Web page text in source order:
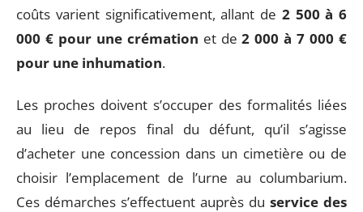
coûts varient significativement, allant de 2 500 à 6
000 € pour une crémation et de2 000 à 7 000 €
pour une inhumation.
Les proches doivent s’occuper des formalités liées
au lieu de repos final du défunt, qu’il s’agisse
d’acheter une concession dans un cimetière ou de
choisir l’emplacement de l’urne au columbarium.
Ces démarches s’effectuent auprès du service des